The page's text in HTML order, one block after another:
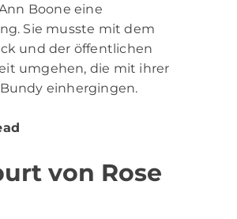
Boone eine
Sie musste mit dem
und der öffentlichen
umgehen, die mit ihrer
einhergingen.
von Rose